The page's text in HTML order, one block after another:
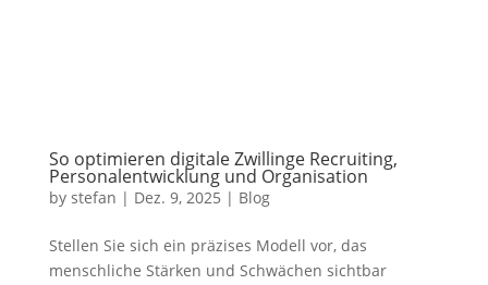
So optimieren digitale Zwillinge Recruiting,
Personalentwicklung und Organisation
by stefan | Dez. 9, 2025 | Blog
Stellen Sie sich ein präzises Modell vor, das
menschliche Stärken und Schwächen sichtbar